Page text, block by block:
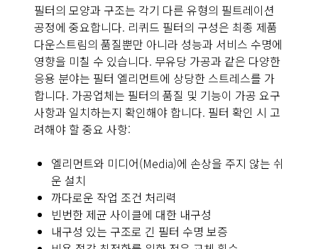
필터의 모양과 구조는 각기 다른 유형의 필트레이션
공정에 중요합니다. 리퀴드 필터의 구성은 최종 제품
다운스트림의 품질뿐만 아니라 성능과 서비스 수명에
영향을 미칠 수 있습니다. 무유당 가공과 같은 다양한
응용 분야는 필터 엘리먼트에 상당한 스트레스를 가
합니다. 가공업체는 필터의 품질 및 기능이 가공 요구
사항과 일치하는지 확인해야 합니다. 필터 확인 시 고
려해야 할 중요 사항:
엘리먼트와 미디어(Media)에 손상을 주지 않는 쉬
운 설치
까다로운 작업 조건 처리력
빈번한 제균 사이클에 대한 내구성
내구성 있는 구조로 긴 필터 수명 보증